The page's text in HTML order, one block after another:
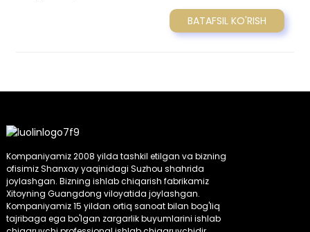
BATAFSIL KO'RISH
Kompaniyamiz 2008 yilda tashkil etilgan va bizning
ofisimiz Shanxay yaqinidagi Suzhou shahrida
joylashgan. Bizning ishlab chiqarish fabrikamiz
Xitoyning Guangdong viloyatida joylashgan.
Kompaniyamiz 15 yildan ortiq sanoat bilan bog'liq
tajribaga ega bo'lgan zargarlik buyumlarini ishlab